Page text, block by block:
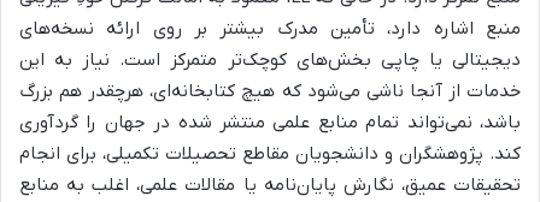
منبع اشاره دارد، تأمین مدرک بیشتر بر روی ارائه نسخه‌های
دیجیتالی یا چاپی بخش‌های کوچک‌تر متمرکز است. نیاز به این
خدمات از آنجا ناشی می‌شود که هیچ کتابخانه‌ای، هرچقدر هم بزرگ
باشد، نمی‌تواند تمام منابع علمی منتشر شده در جهان را گردآوری
کند. پژوهشگران و دانشجویان مقاطع تحصیلات تکمیلی، برای انجام
تحقیقات عمیق، نگارش پایان‌نامه یا مقالات علمی، اغلب به منابع